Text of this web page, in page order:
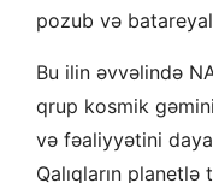
pozub və
Bu ilin əvvəlində
qrup kosmik
və fəaliyyətini
Qalıqların